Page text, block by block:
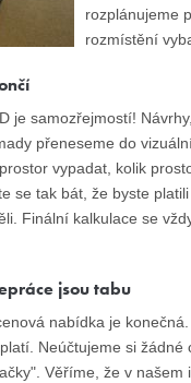
rozplánujeme
rozmístění
je samozřejmostí!
přeneseme do
vypadat, kolik
se tak bát, že byste
Finální kalkulace se
jsou tabu
nabídka je
Neúčtujeme si žádné
Věříme, že v našem